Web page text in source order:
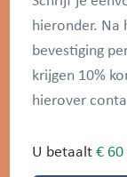
hieronder. Na
bevestiging
krijgen 10%
hierover
U betaalt€ 60